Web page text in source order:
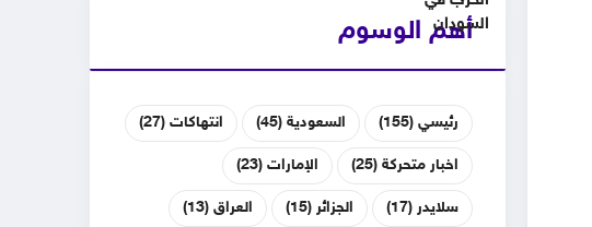
أهم الوسوم
رئيسي(155) السعودية(45) انتهاكات(27)
اخبار متحركة(25) الإمارات(23)
سلايدر (17) الجزائر (15) العراق(13)